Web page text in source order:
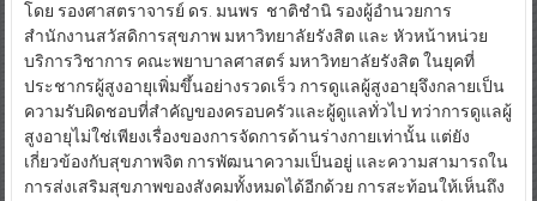
โดย รองศาสตราจารย์ ดร. มนพร ชาติชำนิ รองผู้อำนวยการ
สำนักงานสวัสดิการสุขภาพ มหาวิทยาลัยรังสิต และ หัวหน้าหน่วย
บริการวิชาการ คณะพยาบาลศาสตร์ มหาวิทยาลัยรังสิต ในยุคที่
ประชากรผู้สูงอายุเพิ่มขึ้นอย่างรวดเร็ว การดูแลผู้สูงอายุจึงกลายเป็น
ความรับผิดชอบที่สำคัญของครอบครัวและผู้ดูแลทั่วไป ทว่าการดูแลผู้
สูงอายุไม่ใช่เพียงเรื่องของการจัดการด้านร่างกายเท่านั้น แต่ยัง
เกี่ยวข้องกับสุขภาพจิต การพัฒนาความเป็นอยู่ และความสามารถใน
การส่งเสริมสุขภาพของสังคมทั้งหมดได้อีกด้วย การสะท้อนให้เห็นถึง